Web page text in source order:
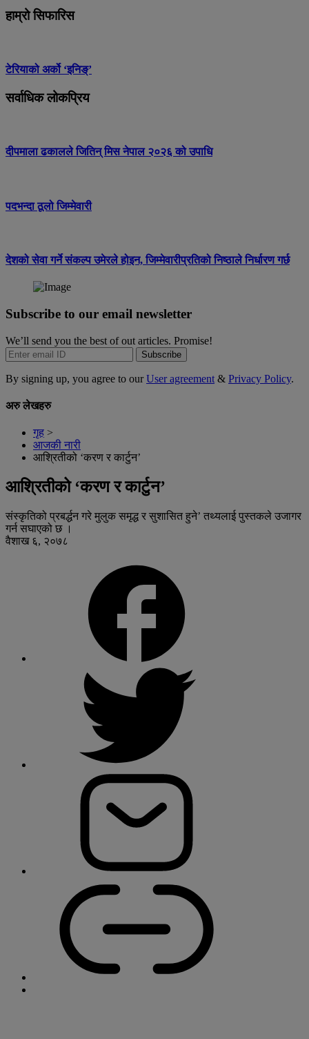
हाम्रो सिफारिस
टेरियाको अर्को ‘इनिङ्’
सर्वाधिक लोकप्रिय
दीपमाला ढकालले जितिन् मिस नेपाल २०२६ को उपाधि
पदभन्दा ठूलो जिम्मेवारी
देशको सेवा गर्ने संकल्प उमेरले होइन, जिम्मेवारीप्रतिको निष्ठाले निर्धारण गर्छ
Subscribe to our email newsletter
We’ll send you the best of out articles. Promise!
Subscribe
By signing up, you agree to ourUser agreement & Privacy Policy.
अरु लेखहरु
गृह >
आजकी नारी
आश्रितीको ‘करण र कार्टुन’
आश्रितीको ‘करण र कार्टुन’
संस्कृतिको प्रबर्द्धन गरे मुलुक समृद्ध र सुशासित हुने’ तथ्यलाई पुस्तकले उजागर
गर्न सघाएको छ ।
वैशाख ६, २०७८